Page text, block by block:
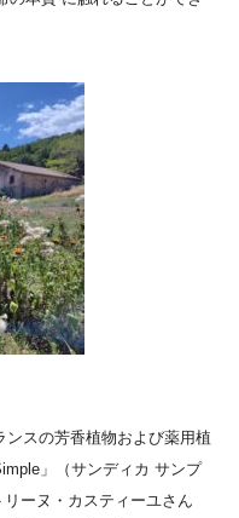
ンスの芳香植物および薬用植
」（サンディカ サンプ
ーヌ・カスティーユさん